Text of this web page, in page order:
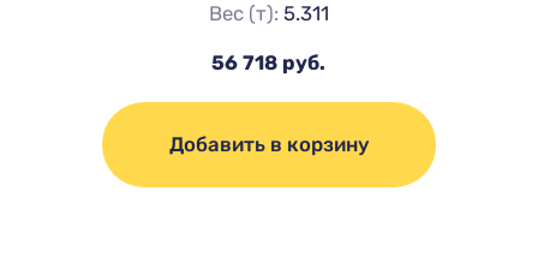
Вес (т): 5.311
56 718 руб.
Добавить в корзину